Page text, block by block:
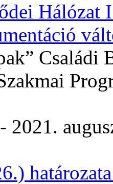
- 2021.